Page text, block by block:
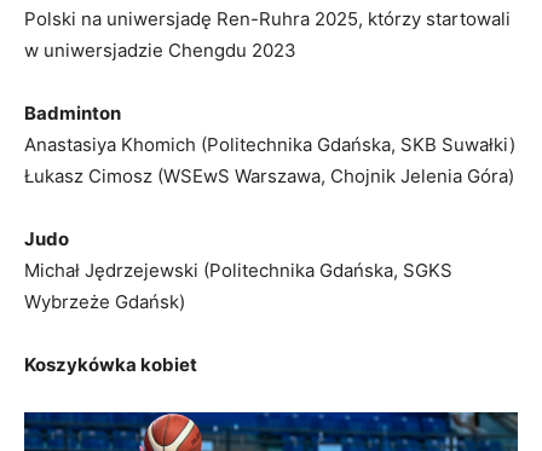
Polski na uniwersjadę Ren-Ruhra 2025, którzy startowali
w uniwersjadzie Chengdu 2023
Badminton
Anastasiya Khomich (Politechnika Gdańska, SKB Suwałki)
Łukasz Cimosz (WSEwS Warszawa, Chojnik Jelenia Góra)
Judo
Michał Jędrzejewski (Politechnika Gdańska, SGKS
Wybrzeże Gdańsk)
Koszykówka kobiet